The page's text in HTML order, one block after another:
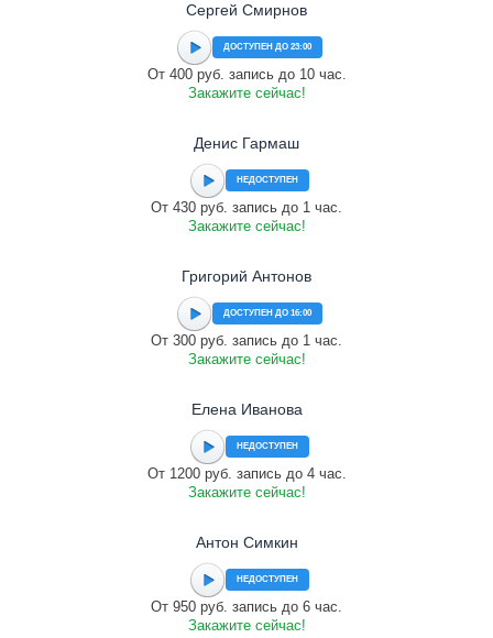
Сергей Смирнов
ДОСТУПЕН ДО 23:00
От 400 руб. запись до 10 час.
Закажите сейчас!
Денис Гармаш
НЕДОСТУПЕН
От 430 руб. запись до 1 час.
Закажите сейчас!
Григорий Антонов
ДОСТУПЕН ДО 16:00
От 300 руб. запись до 1 час.
Закажите сейчас!
Елена Иванова
НЕДОСТУПЕН
От 1200 руб. запись до 4 час.
Закажите сейчас!
Антон Симкин
НЕДОСТУПЕН
От 950 руб. запись до 6 час.
Закажите сейчас!